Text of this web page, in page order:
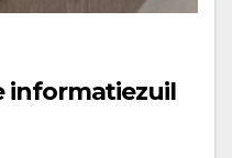
informatiezuil